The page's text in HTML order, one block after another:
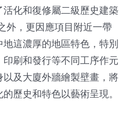
化和復修屬二級歷史建築
外，更因應項目附近一帶
這濃厚的地區特色，特別
刷和發行等不同工序作元
及大廈外牆繪製壁畫，將
歷史和特色以藝術呈現。